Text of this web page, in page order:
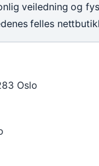
veiledning og
felles
Oslo